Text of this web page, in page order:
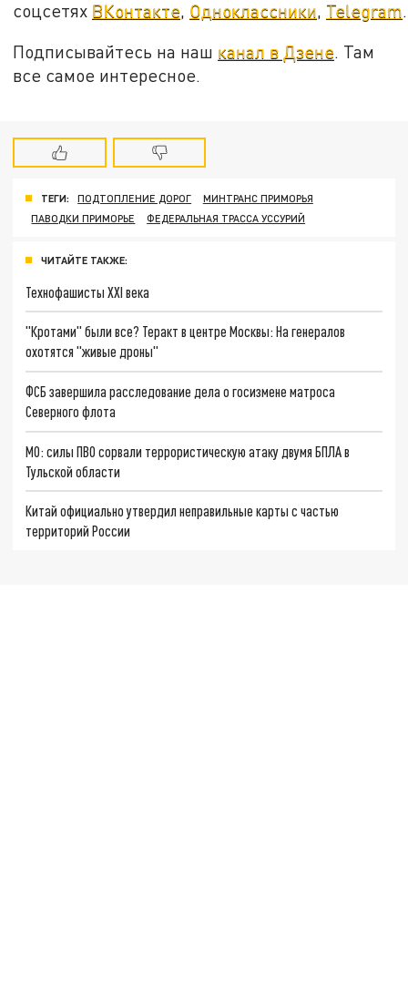
соцсетях ВКонтакте Одноклассники Telegram
Подписывайтесь на наш канал в Дзене. Там
все самое интересное.
ТЕГИ: ПОДТОПЛЕНИЕ ДОРОГ
МИНТРАНС ПРИМОРЬЯ
ПАВОДКИ ПРИМОРЬЕ
ФЕДЕРАЛЬНАЯ ТРАССА УССУРИЙ
ЧИТАЙТЕ ТАКЖЕ:
Технофашисты XXI века
"Кротами" были все? Теракт в центре Москвы: На генералов
охотятся "живые дроны"
ФСБ завершила расследование дела о госизмене матроса
Северного флота
МО: силы ПВО сорвали террористическую атаку двумя БПЛА в
Тульской области
Китай официально утвердил неправильные карты с частью
территорий России